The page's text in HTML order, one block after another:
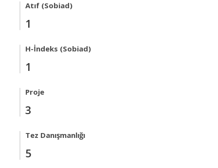
Atıf (Sobiad)
1
H-İndeks (Sobiad)
1
Proje
3
Tez Danışmanlığı
5